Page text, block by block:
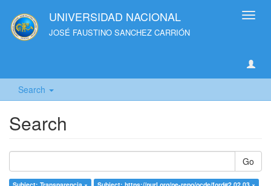
UNIVERSIDAD NACIONAL
JOSÉ FAUSTINO SANCHEZ CARRIÓN
Search
Search
Go